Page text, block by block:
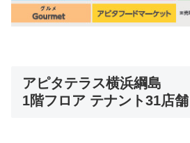
アピタテラス横浜綱島
1階フロア テナント31店舗